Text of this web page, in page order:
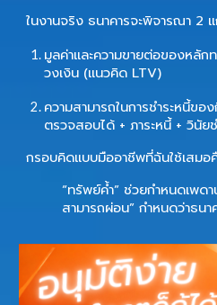
ในงานจริง ธนาคารจะพิจารณา 2
มูลค่าและความขายต่อของหลัก
วงเงิน (แนวคิด LTV)
ความสามารถในการชำระหนี้ขอ
ตรวจสอบได้ + ภาระหนี้ + วินัยช
กรอบคิดแบบมืออาชีพที่ฉันใช้เสมอ
“ทรัพย์ค้ำ” ช่วยกำหนดเพด
สามารถผ่อน” กำหนดว่าธน